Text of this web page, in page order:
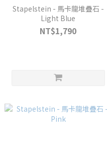
Stapelstein - 馬卡龍堆疊石 -
Light Blue
NT$1,790